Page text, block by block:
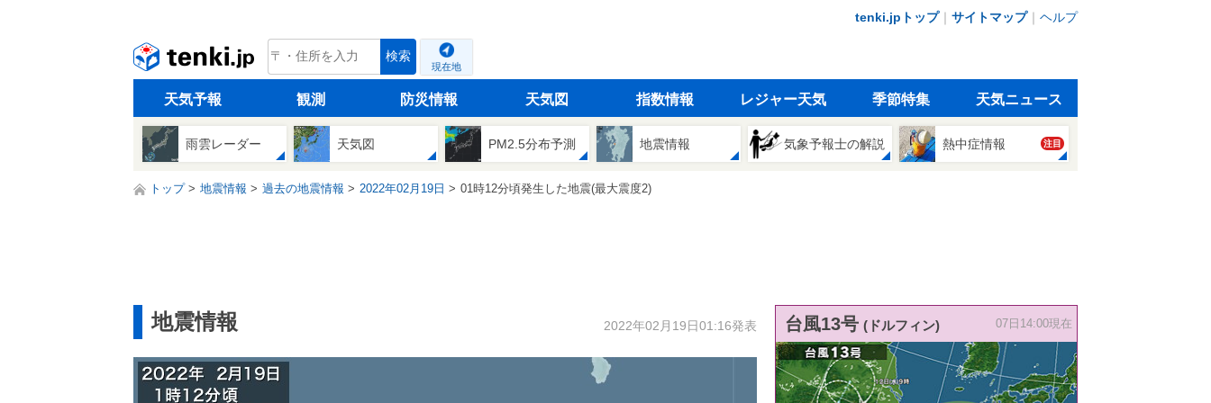
tenki.jpトップ｜ サイトマップ｜ ヘルプ
tenki.jp 検索
現在地
天気予報 観測 防災情報 天気図 指数情報 レジャー天気 季節特集 天気ニュース
雨雲レーダー 天気図 PM2.5分布予測 地震情報 気象予報士の解説 熱中症情報 注目
トップ 地震情報 過去の地震情報 2022年02月19日 01時12分頃発生した地震(最大震度2)
地震情報 2022年02月19日01:16発表 台風13号 (ドルフィン) 07日14:00現在